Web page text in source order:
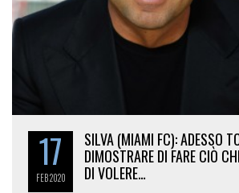
17
FEB2020
SILVA (MIAMI FC): ADESSO
DIMOSTRARE DI FARE CIÒ
DI VOLERE…